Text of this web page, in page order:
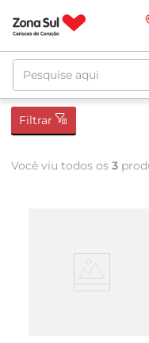
Pesquise aqui
Filtrar
Você viu todos os 3